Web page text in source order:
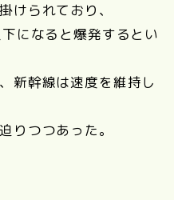
けられており、
になると爆発するとい
新幹線は速度を維持し
りつつあった。